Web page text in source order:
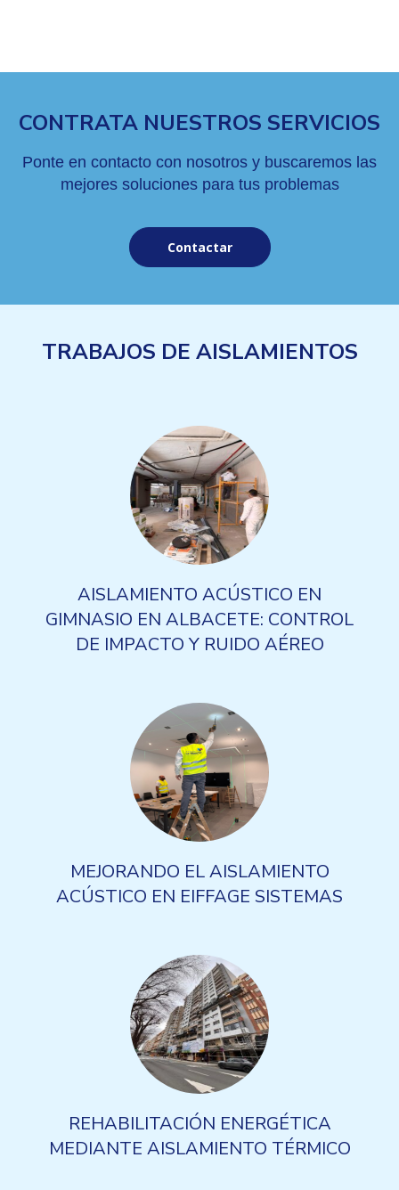
CONTRATA NUESTROS SERVICIOS
Ponte en contacto con nosotros y buscaremos las
mejores soluciones para tus problemas
Contactar
TRABAJOS DE AISLAMIENTOS
AISLAMIENTO ACÚSTICO EN
GIMNASIO EN ALBACETE: CONTROL
DE IMPACTO Y RUIDO AÉREO
MEJORANDO EL AISLAMIENTO
ACÚSTICO EN EIFFAGE SISTEMAS
REHABILITACIÓN ENERGÉTICA
MEDIANTE AISLAMIENTO TÉRMICO